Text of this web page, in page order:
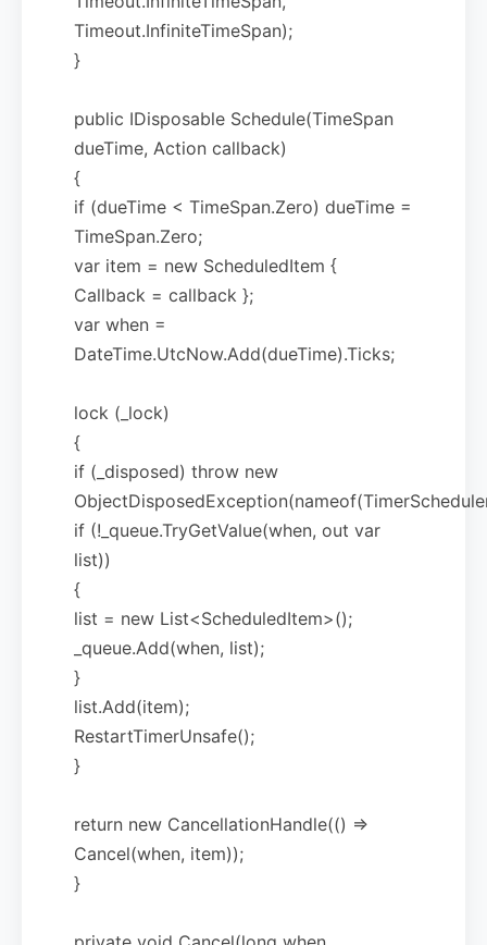
Timeout.InfiniteTimeSpan);
}
public IDisposable Schedule(TimeSpan
dueTime, Action callback)
{
if (dueTime < TimeSpan.Zero) dueTime =
TimeSpan.Zero;
var item = new ScheduledItem {
Callback = callback };
var when =
DateTime.UtcNow.Add(dueTime).Ticks;
lock (_lock)
{
if (_disposed) throw new
if (!_queue.TryGetValue(when, out var
list))
{
list = new List<ScheduledItem>();
_queue.Add(when, list);
}
list.Add(item);
RestartTimerUnsafe();
}
return new CancellationHandle(() =>
Cancel(when, item));
}